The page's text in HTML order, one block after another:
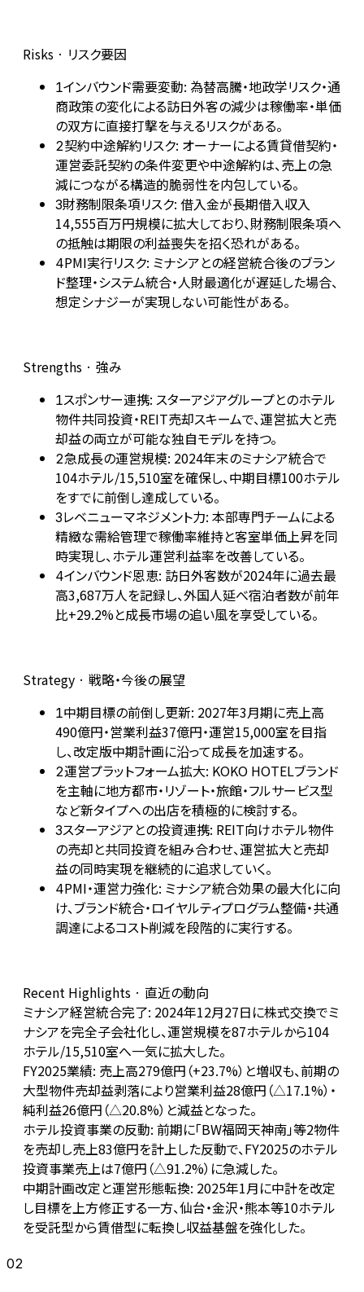
Risks · リスク要因
1インバウンド需要変動: 為替高騰・地政学リスク・通
商政策の変化による訪日外客の減少は稼働率・単価
の双方に直接打撃を与えるリスクがある。
2契約中途解約リスク: オーナーによる賃貸借契約・
運営委託契約の条件変更や中途解約は、売上の急
減につながる構造的脆弱性を内包している。
3財務制限条項リスク: 借入金が長期借入収入
14,555百万円規模に拡大しており、財務制限条項へ
の抵触は期限の利益喪失を招く恐れがある。
4PMI実行リスク: ミナシアとの経営統合後のブラン
ド整理・システム統合・人財最適化が遅延した場合、
想定シナジーが実現しない可能性がある。
Strengths · 強み
1スポンサー連携: スターアジアグループとのホテル
物件共同投資・REIT売却スキームで、運営拡大と売
却益の両立が可能な独自モデルを持つ。
2急成長の運営規模: 2024年末のミナシア統合で
104ホテル/15,510室を確保し、中期目標100ホテル
をすでに前倒し達成している。
3レベニューマネジメント力: 本部専門チームによる
精緻な需給管理で稼働率維持と客室単価上昇を同
時実現し、ホテル運営利益率を改善している。
4インバウンド恩恵: 訪日外客数が2024年に過去最
高3,687万人を記録し、外国人延べ宿泊者数が前年
比+29.2%と成長市場の追い風を享受している。
Strategy · 戦略・今後の展望
1中期目標の前倒し更新: 2027年3月期に売上高
490億円・営業利益37億円・運営15,000室を目指
し、改定版中期計画に沿って成長を加速する。
2運営プラットフォーム拡大: KOKO HOTELブランド
を主軸に地方都市・リゾート・旅館・フルサービス型
など新タイプへの出店を積極的に検討する。
3スターアジアとの投資連携: REIT向けホテル物件
の売却と共同投資を組み合わせ、運営拡大と売却
益の同時実現を継続的に追求していく。
4PMI・運営力強化: ミナシア統合効果の最大化に向
け、ブランド統合・ロイヤルティプログラム整備・共通
調達によるコスト削減を段階的に実行する。
Recent Highlights · 直近の動向
ミナシア経営統合完了: 2024年12月27日に株式交換でミ
ナシアを完全子会社化し、運営規模を87ホテルから104
ホテル/15,510室へ一気に拡大した。
FY2025業績: 売上高279億円（+23.7%）と増収も、前期の
大型物件売却益剥落により営業利益28億円（△17.1%）・
純利益26億円（△20.8%）と減益となった。
ホテル投資事業の反動: 前期に「BW福岡天神南」等2物件
を売却し売上83億円を計上した反動で、FY2025のホテル
投資事業売上は7億円（△91.2%）に急減した。
中期計画改定と運営形態転換: 2025年1月に中計を改定
し目標を上方修正する一方、仙台・金沢・熊本等10ホテル
を受託型から賃借型に転換し収益基盤を強化した。
02